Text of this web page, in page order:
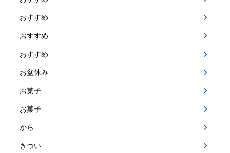
おすすめ
おすすめ
おすすめ
お盆休み
お菓子
お菓子
から
きつい